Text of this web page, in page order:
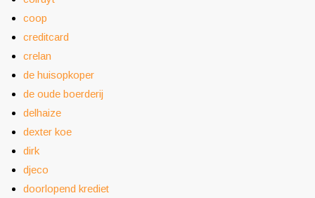
coop
creditcard
crelan
de huisopkoper
de oude boerderij
delhaize
dexter koe
dirk
djeco
doorlopend krediet